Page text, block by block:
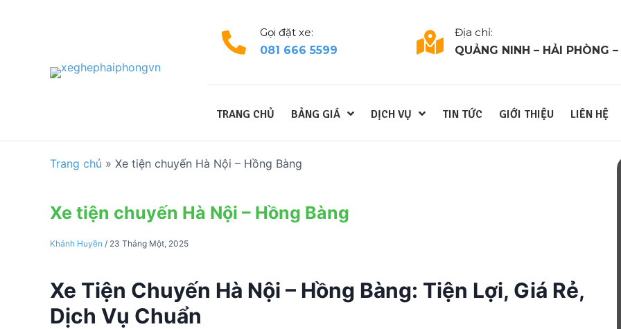
n
Gọi đặt xe:
081 666 5599
Địa chỉ:
QUẢNG NINH – HẢI PHÒNG
TRANG CHỦ BẢNG GIÁ DỊCH VỤ TIN TỨC GIỚI THIỆU LIÊN HỆ
Trang chủ » Xe tiện chuyến Hà Nội – Hồng Bàng
Xe tiện chuyến Hà Nội – Hồng Bàng
Khánh Huyền / 23 Tháng Một, 2025
Xe Tiện Chuyến Hà Nội – Hồng Bàng: Tiện Lợi, Giá Rẻ,
Dịch Vụ Chuẩn